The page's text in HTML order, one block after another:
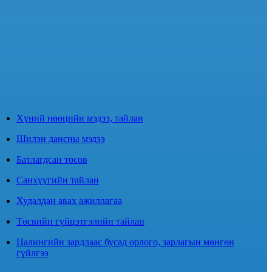
Хүний нөөцийн мэдээ, тайлан
Шилэн дансны мэдээ
Батлагдсан төсөв
Санхүүгийн тайлан
Худалдан авах ажиллагаа
Төсвийн гүйцэтгэлийн тайлан
Цалингийн зардлаас бусад орлого, зарлагын мөнгөн
гүйлгээ